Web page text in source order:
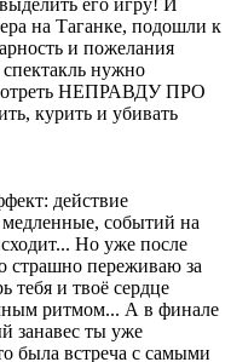
на Таганке, подошли к
и пожелания
нужно
НЕПРАВДУ ПРО
курить и убивать
действие
медленные, событий на
Но уже после
страшно переживаю за
тебя и твоё сердце
ритмом... А в финале
занавес ты уже
была встреча с самыми